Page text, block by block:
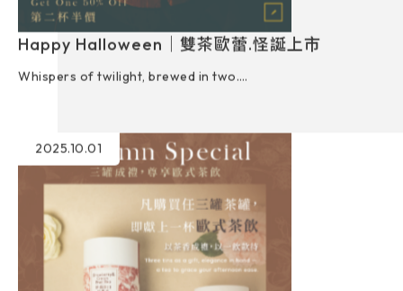
Happy Halloween｜雙茶歐蕾.怪誕上市
Whispers of twilight, brewed in two.
2025.10.01